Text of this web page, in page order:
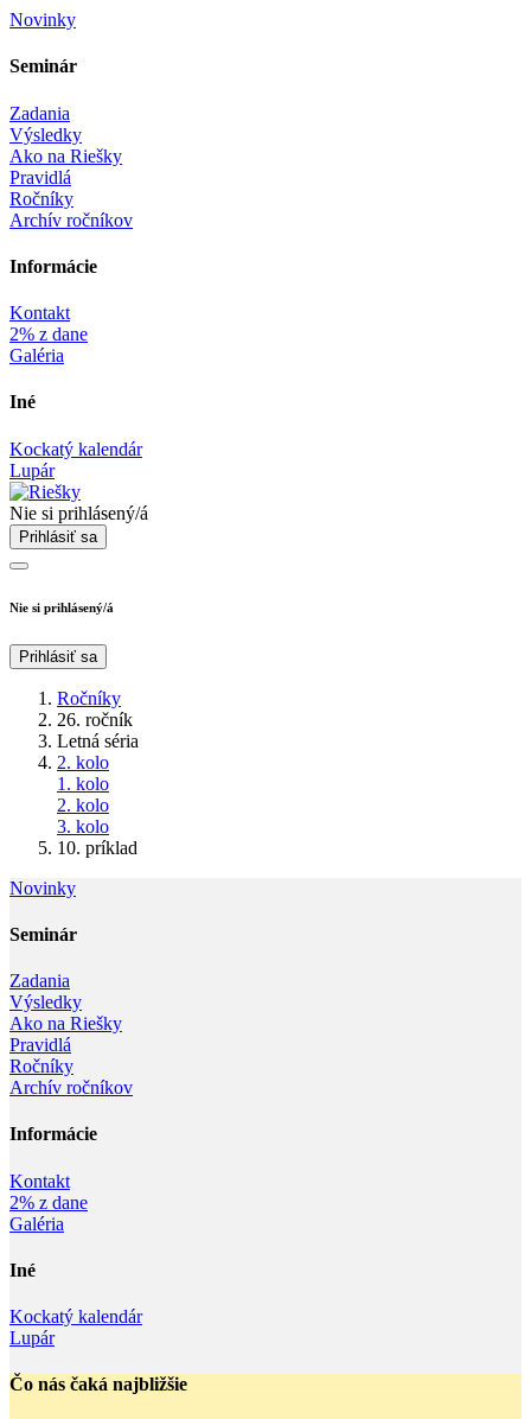
Novinky
Seminár‎
Zadania
Výsledky
Ako na Riešky
Pravidlá
Ročníky
Archív ročníkov
Informácie‎
Kontakt
2% z dane
Galéria
Iné
Kockatý kalendár
Lupár
Nie si prihlásený/á
Prihlásiť sa
Nie si prihlásený/á
Prihlásiť sa
Ročníky
26. ročník
Letná séria
2. kolo
1. kolo
2. kolo
3. kolo
10. príklad
Novinky
Seminár‎
Zadania
Výsledky
Ako na Riešky
Pravidlá
Ročníky
Archív ročníkov
Informácie‎
Kontakt
2% z dane
Galéria
Iné
Kockatý kalendár
Lupár
Čo nás čaká najbližšie